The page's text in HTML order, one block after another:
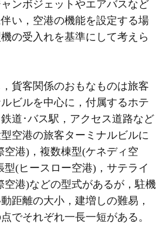
ンボジェットやエアバスなど
い，空港の機能を設定する場
の受入れを基準にして考えら
貨客関係のおもなものは旅客
ビルを中心に，付属するホテ
道･バス駅，アクセス道路など
空港の旅客ターミナルビルに
空港)，複数棟型(ケネディ空
(ヒースロー空港)，サテライ
空港)などの型式があるが，駐機
距離の大小，建増しの難易，
でそれぞれ一長一短がある。